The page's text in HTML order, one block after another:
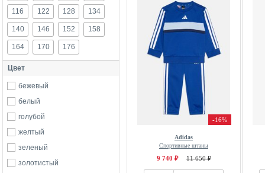
116 122 128 134
140 146 152 158
164 170 176
Цвет
бежевый
белый
голубой
желтый
зеленый
золотистый
-16%
Adidas
Спортивные штаны
9 740 ₽ 11 650 ₽